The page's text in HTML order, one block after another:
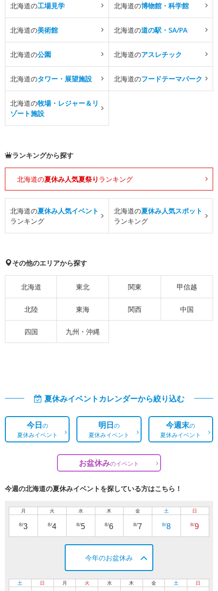
北海道の工場見学 北海道の博物館・科学館
北海道の美術館 北海道の道の駅・SA/PA
北海道の公園 北海道のアスレチック
北海道のタワー・展望施設 北海道のフードテーマパーク
北海道の牧場・レジャー＆リ
ゾート施設
ランキングから探す
北海道の夏休み人気夏祭り ランキング
北海道の夏休み人気イベント
ランキング
北海道の夏休み人気スポット
ランキング
その他のエリアから探す
北海道 東北 関東 甲信越
北陸 東海 関西 中国
四国 九州・沖縄
夏休みイベントカレンダーから絞り込む
今日の
夏休みイベント
明日の
夏休みイベント
今週末の
夏休みイベント
お盆休みのイベント
今週の北海道の夏休みイベントを探している方はこちら！
月
8/3
火
8/4
水
8/5
木
8/6
金
8/7
土
8/8
日
8/9
今年のお盆休み
土 日 月 火 水 木 金 土 日